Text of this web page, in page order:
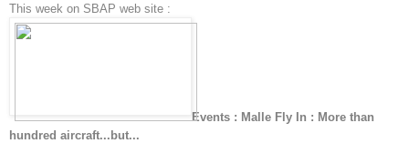
This week on SBAP web site :
Events : Malle Fly In : More than
hundred aircraft...but...